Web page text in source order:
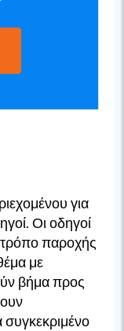
για
Οι οδηγοί
παροχής
με
βήμα προς
συγκεκριμένο